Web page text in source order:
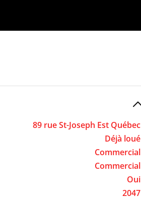
89 rue St-Joseph Est Québec
Déjà loué
Commercial
Commercial
Oui
2047